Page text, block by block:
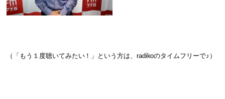
（「もう１度聴いてみたい！」という方は、radikoのタイムフリーで♪）